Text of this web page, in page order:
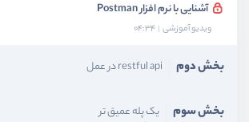
آشنایی با نرم افزار Postman
ویدیو آموزشی 04:34
بخش دوم restful api در عمل
بخش سوم یک پله عمیق تر